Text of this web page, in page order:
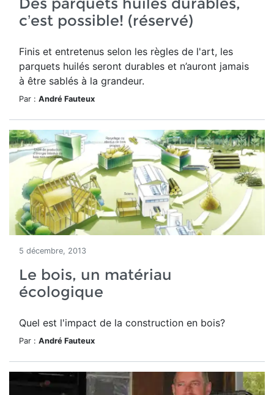
c’est possible! (réservé)
Finis et entretenus selon les règles de l'art, les
parquets huilés seront durables et n’auront jamais
à être sablés à la grandeur.
Par : André Fauteux
5 décembre, 2013
Le bois, un matériau
écologique
Quel est l'impact de la construction en bois?
Par : André Fauteux